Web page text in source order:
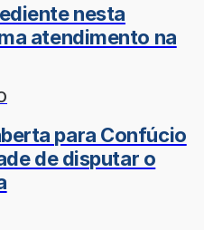
nesta
atendimento na
para Confúcio
de disputar o